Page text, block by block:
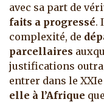
avec sa part de
faits a progressé.
complexité, de
parcellaires
justifications
entrer dans le
elle à l’Afrique